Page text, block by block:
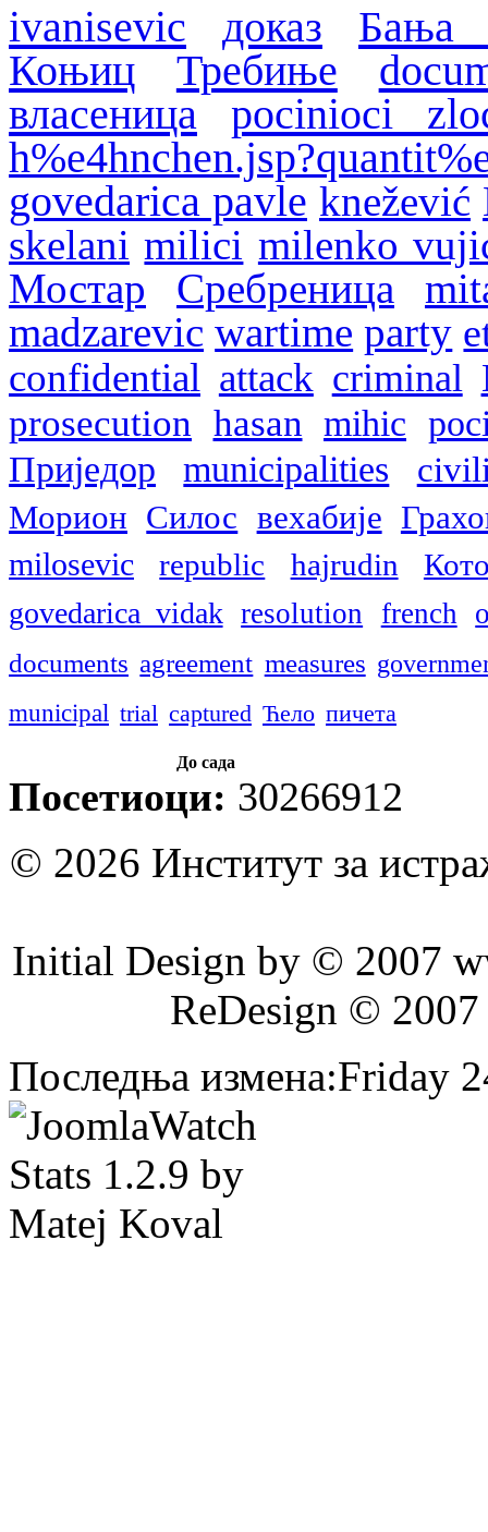
ivanisevic доказ
Бања
Коњиц
Требиње
власеница
pocinioci
govedarica pavle knežević
skelani milici milenko
Мостар
Сребреница
madzarevic wartime party
confidential attack criminal
prosecution hasan mihic
Приједор
municipalities
Морион Силос вехабије
milosevic republic hajrudin
govedarica vidak resolution french
documents agreement measures
municipal trial captured Ћело пичета
До сада
Посетиоци: 30266912
© 2026 Институт за
Initial Design by © 2007
ReDesign ©
Последња измена:Friday